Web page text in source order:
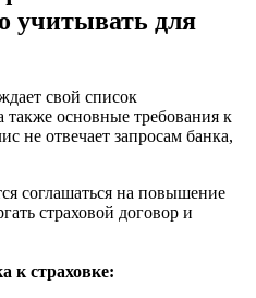
учитывать для
свой список
основные требования к
не отвечает запросам банка,
соглашаться на повышение
страховой договор и
к страховке: